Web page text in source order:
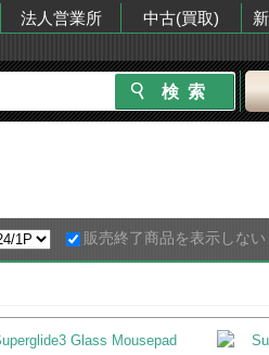
法人営業所 中古(買取)
販売終了商品を表示しない